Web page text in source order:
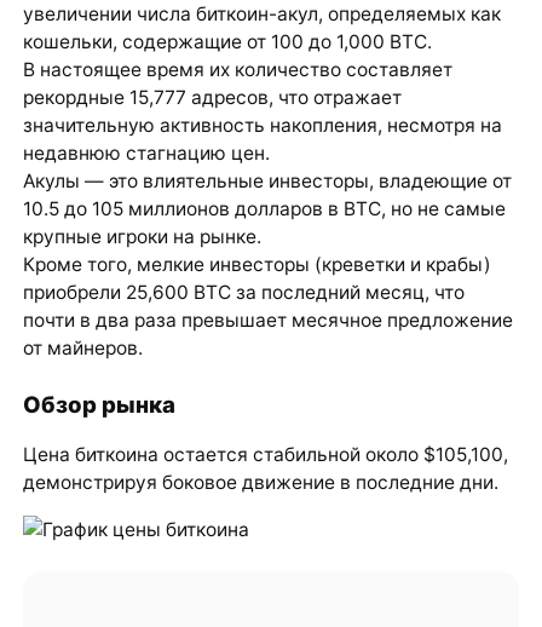
увеличении числа биткоин-акул, определяемых как
кошельки, содержащие от 100 до 1,000 BTC.
В настоящее время их количество составляет
рекордные 15,777 адресов, что отражает
значительную активность накопления, несмотря на
недавнюю стагнацию цен.
Акулы — это влиятельные инвесторы, владеющие от
10.5 до 105 миллионов долларов в BTC, но не самые
крупные игроки на рынке.
Кроме того, мелкие инвесторы (креветки и крабы)
приобрели 25,600 BTC за последний месяц, что
почти в два раза превышает месячное предложение
от майнеров.
Обзор рынка
Цена биткоина остается стабильной около $105,100,
демонстрируя боковое движение в последние дни.